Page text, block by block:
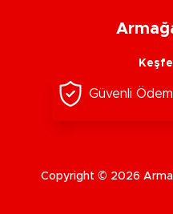
Güvenli
Copyright © 2026